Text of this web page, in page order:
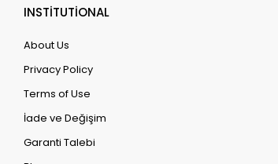
INSTİTUTİONAL
About Us
Privacy Policy
Terms of Use
İade ve Değişim
Garanti Talebi